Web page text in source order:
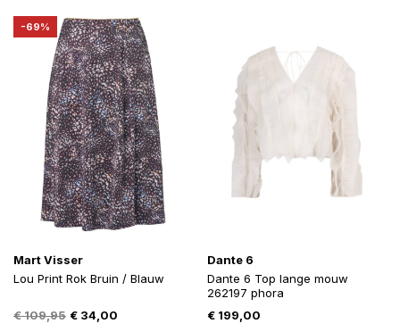
-69%
Mart Visser
Lou Print Rok Bruin / Blauw
€109,95 Oorspronkelijke
€ 34,00
Dante 6
Dante 6 Top lange mouw
262197 phora
€199,00